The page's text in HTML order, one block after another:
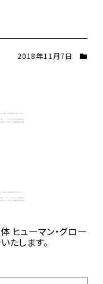
2018年11月7日
ヒューマン・グロー
たします。